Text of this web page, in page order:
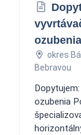
ozubenia
okres
Bebravou
ozubenia